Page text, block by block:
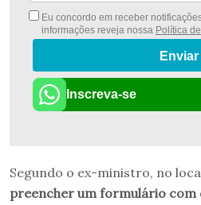
Eu concordo em receber
informações reveja nossa Política
Enviar
Inscreva-se
Segundo o ex-ministro, no
preencher um formulário com